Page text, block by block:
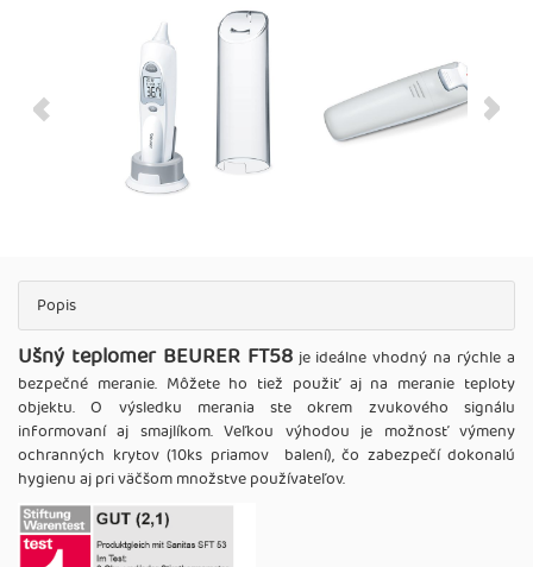
Popis
Ušný teplomer BEURER FT58je ideálne vhodný na rýchle a
bezpečné meranie. Môžete ho tiež použiť aj na meranie teploty
objektu. O výsledku merania ste okrem zvukového signálu
informovaní aj smajlíkom. Veľkou výhodou je možnosť výmeny
ochranných krytov (10ks priamov balení), čo zabezpečí dokonalú
hygienu aj pri väčšom množstve používateľov.